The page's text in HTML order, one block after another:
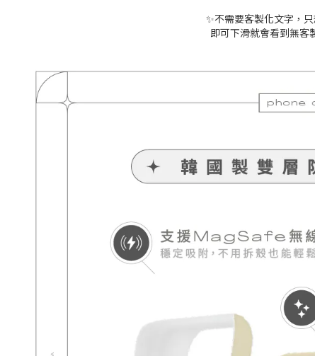
✨不需要客製化文字，只
即可下滑就會看到無客